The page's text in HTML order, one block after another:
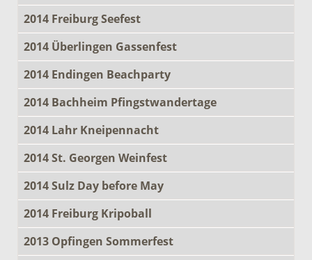
2014 Freiburg Seefest
2014 Überlingen Gassenfest
2014 Endingen Beachparty
2014 Bachheim Pfingstwandertage
2014 Lahr Kneipennacht
2014 St. Georgen Weinfest
2014 Sulz Day before May
2014 Freiburg Kripoball
2013 Opfingen Sommerfest